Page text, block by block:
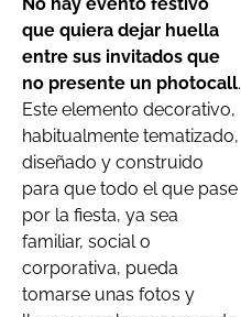
No hay evento festivo
que quiera dejar huella
entre sus invitados que
no presente un photocall.
Este elemento decorativo,
habitualmente tematizado,
diseñado y construido
para que todo el que pase
por la fiesta, ya sea
familiar, social o
corporativa, pueda
tomarse unas fotos y